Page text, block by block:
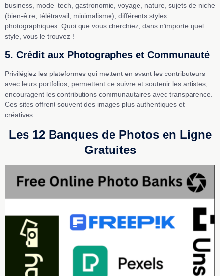
business, mode, tech, gastronomie, voyage, nature, sujets de niche
(bien-être, télétravail, minimalisme), différents styles
photographiques. Quoi que vous cherchiez, dans n’importe quel
style, vous le trouvez !
5. Crédit aux Photographes et Communauté
Privilégiez les plateformes qui mettent en avant les contributeurs
avec leurs portfolios, permettent de suivre et soutenir les artistes,
encouragent les contributions communautaires avec transparence.
Ces sites offrent souvent des images plus authentiques et
créatives.
Les 12 Banques de Photos en Ligne
Gratuites